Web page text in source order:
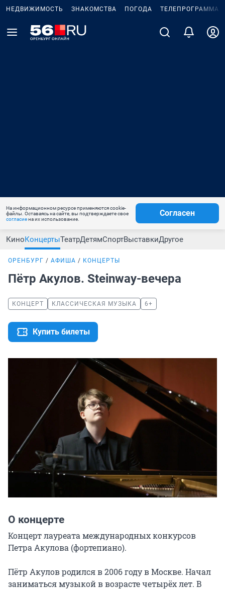
НЕДВИЖИМОСТЬ ЗНАКОМСТВА ПОГОДА ТЕЛЕПРОГРАММА
На информационном ресурсе применяются cookie-
файлы. Оставаясь на сайте, вы подтверждаете свое
согласиена их использование.
Согласен
КиноКонцертыТеатрДетямСпортВыставкиДругое
ОРЕНБУРГ АФИША КОНЦЕРТЫ
Пётр Акулов. Steinway-вечера
КОНЦЕРТ КЛАССИЧЕСКАЯ МУЗЫКА 6+
Купить билеты
О концерте
Концерт лауреата международных конкурсов
Петра Акулова (фортепиано).
Пётр Акулов родился в 2006 году в Москве. Начал
заниматься музыкой в возрасте четырёх лет. В